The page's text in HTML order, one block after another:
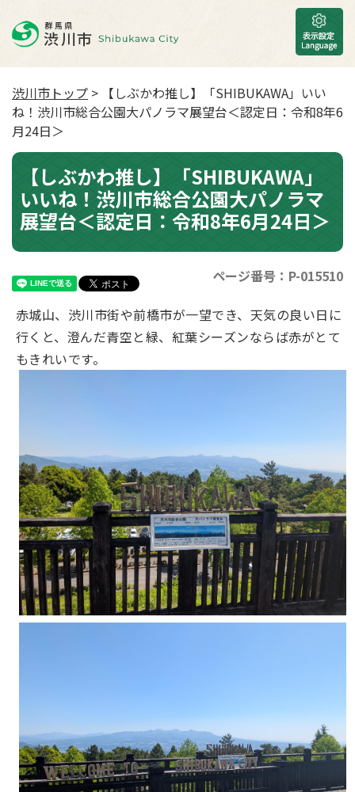
渋川市トップ > 【しぶかわ推し】「SHIBUKAWA」いい
ね！渋川市総合公園大パノラマ展望台＜認定日：令和8年6
月24日＞
【しぶかわ推し】「SHIBUKAWA」
いいね！渋川市総合公園大パノラマ
展望台＜認定日：令和8年6月24日＞
ページ番号：P-015510
赤城山、渋川市街や前橋市が一望でき、天気の良い日に
行くと、澄んだ青空と緑、紅葉シーズンならば赤がとて
もきれいです。